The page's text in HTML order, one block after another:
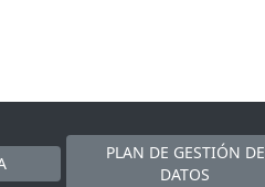
PLAN DE GESTIÓN DE
DATOS